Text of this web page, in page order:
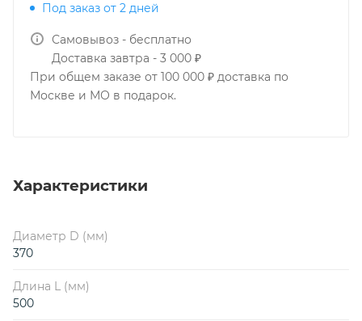
Под заказ от 2 дней
Самовывоз - бесплатно
Доставка завтра - 3 000 ₽
При общем заказе от 100 000 ₽ доставка по
Москве и МО в подарок.
Характеристики
Диаметр D (мм)
370
Длина L (мм)
500